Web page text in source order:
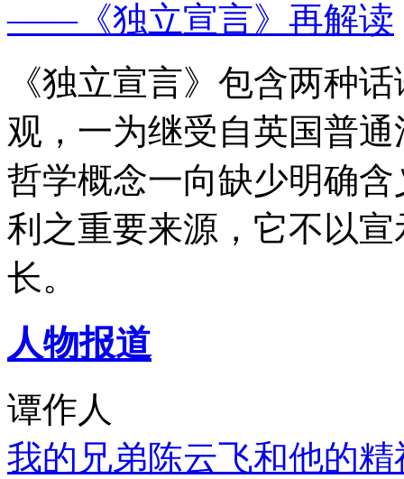
——《独立宣言》再解读
《独立宣言》包含两种
观，一为继受自英国普
哲学概念一向缺少明确
利之重要来源，它不以
长。
人物报道
谭作人
我的兄弟陈云飞和他的